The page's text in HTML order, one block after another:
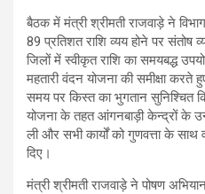
बैठक में मंत्री श्रीमती राजवाड़े ने
89 प्रतिशत राशि व्यय होने पर संतोष
जिलों में स्वीकृत राशि का समयबद्ध
महतारी वंदन योजना की समीक्षा करते
समय पर किस्त का भुगतान सुनिश्चित
योजना के तहत आंगनबाड़ी केन्द्रों के
ली और सभी कार्यों को गुणवत्ता के
दिए।
मंत्री श्रीमती राजवाड़े ने पोषण